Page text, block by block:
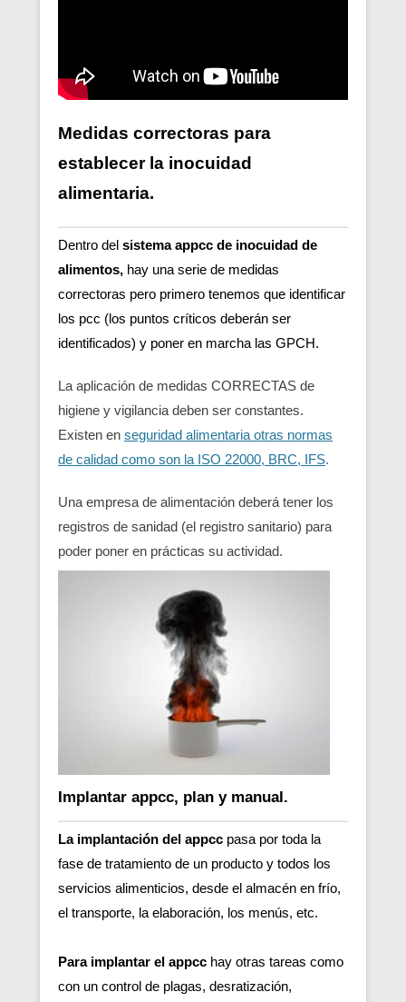
Medidas correctoras para
establecer la inocuidad
alimentaria.
Dentro del sistema appcc de inocuidad de
alimentos, hay una serie de medidas
correctoras pero primero tenemos que identificar
los pcc (los puntos críticos deberán ser
identificados) y poner en marcha las GPCH.
La aplicación de medidas CORRECTAS de
higiene y vigilancia deben ser constantes.
Existen en seguridad alimentaria otras normas
de calidad como son la ISO 22000, BRC, IFS.
Una empresa de alimentación deberá tener los
registros de sanidad (el registro sanitario) para
poder poner en prácticas su actividad.
Implantar appcc, plan y manual.
La implantación del appcc pasa por toda la
fase de tratamiento de un producto y todos los
servicios alimenticios, desde el almacén en frío,
el transporte, la elaboración, los menús, etc.
Para implantar el appcc hay otras tareas como
con un control de plagas, desratización,